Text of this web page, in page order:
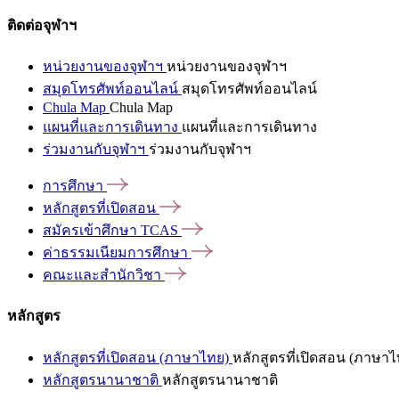
ติดต่อจุฬาฯ
หน่วยงานของจุฬาฯ หน่วยงานของจุฬาฯ
สมุดโทรศัพท์ออนไลน์ สมุดโทรศัพท์ออนไลน์
Chula Map Chula Map
แผนที่และการเดินทาง แผนที่และการเดินทาง
ร่วมงานกับจุฬาฯ ร่วมงานกับจุฬาฯ
การศึกษา
หลักสูตรที่เปิดสอน
สมัครเข้าศึกษา TCAS
ค่าธรรมเนียมการศึกษา
คณะและสำนักวิชา
หลักสูตร
หลักสูตรที่เปิดสอน (ภาษาไทย) หลักสูตรที่เปิดสอน (ภาษาไ
หลักสูตรนานาชาติ หลักสูตรนานาชาติ